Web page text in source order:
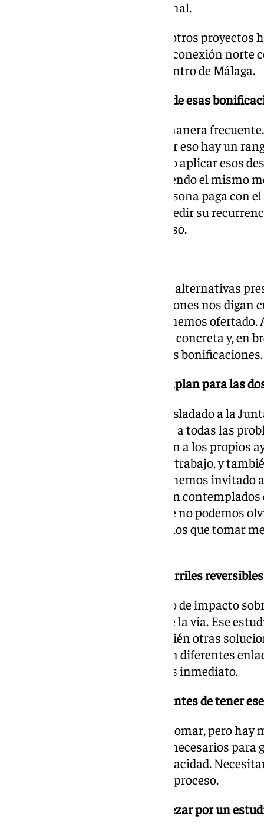
50% aplicándola a la tarifa normal.
Y no solo eso, se ha hablado de otros
de manera muy rápida como la conexión norte
carriles o carriles reversibles dentro de Málaga.
¿Quiénes se podrían beneficiar de esas
Todos aquellos que la usen de manera
bonificaciones son mayores, por eso hay un
trasladado alternativas de cómo aplicar esos
manera muy sencilla, manteniendo el mismo
de la autopista, cuando una persona paga con
a la persona, siendo capaz de medir su
escalonados en función de su uso.
Los trabajos están hechos y las alternativas
Junta y el resto de administraciones nos digan
alternativa entre las cinco que hemos
haremos el estudio de la opción concreta y, en
aplicaremos esas mejoras en las bonificaciones.
¿Los carriles bus-vao se contemplan para las
Es una pregunta que hemos trasladado a la
e intentando ofrecer soluciones a todas las
competencias que corresponden a los propios
están dentro de estas mesas de trabajo, y
que venir otras soluciones. Les hemos invitado
están en elaboración y que están
su pronta implantación, porque no podemos
solución de largo plazo, y tenemos que tomar
¿Son viables a corto plazo los carriles
No, porque requieren un estudio de impacto
cómo garantizar la seguridad de la vía. Ese
están teniendo en cuenta también otras
adicionales o las actuaciones en diferentes
que van a tener un impacto más inmediato.
¿Se contempla alguna medida antes de tener
Tomaremos las que se puedan tomar, pero hay
requieren proyectos y estudios necesarios
seguridad de una vía de alta capacidad.
que hemos hecho es acelerar el proceso.
¿Sobre el tren litoral van a empezar por un